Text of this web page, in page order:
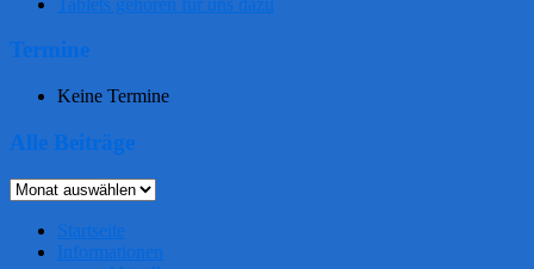
Termine
Keine Termine
Alle Beiträge
Alle
Startseite
Informationen